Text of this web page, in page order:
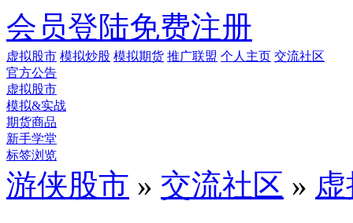
会员登陆免费注册
虚拟股市 模拟炒股 模拟期货 推广联盟 个人主页 交流社区
官方公告
虚拟股市
模拟&实战
期货商品
新手学堂
标签浏览
游侠股市 » 交流社区 »